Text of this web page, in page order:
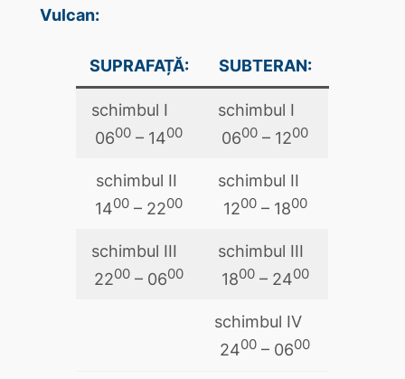
Vulcan:
SUPRAFAȚĂ: SUBTERAN:
schimbul I
0600 – 1400
schimbul I
0600 – 1200
schimbul II
1400 – 2200
schimbul II
1200– 1800
schimbul III
2200 – 0600
schimbul III
1800– 2400
schimbul IV
2400 – 0600